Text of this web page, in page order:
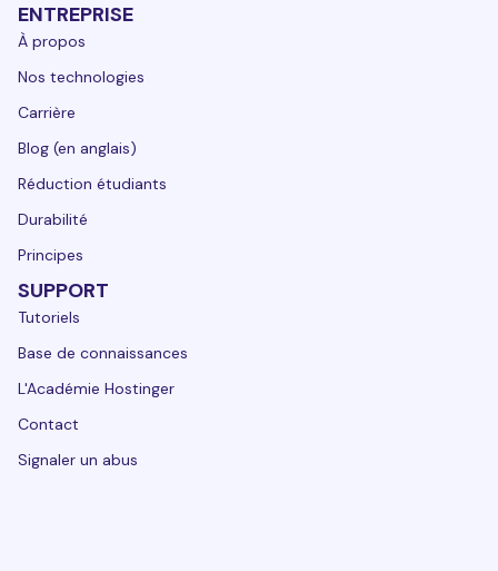
ENTREPRISE
À propos
Nos technologies
Carrière
Blog (en anglais)
Réduction étudiants
Durabilité
Principes
SUPPORT
Tutoriels
Base de connaissances
L'Académie Hostinger
Contact
Signaler un abus